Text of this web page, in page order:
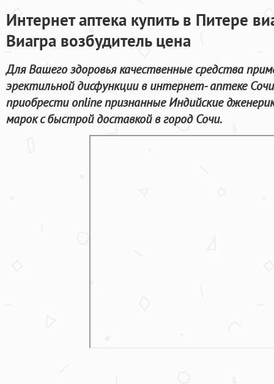
Интернет аптека купить в Питере
Виагра возбудитель цена
Для Вашего здоровья качественные средства
эректильной дисфункции в интернет- аптеке
приобрести online признанные Индийские
марок с быстрой доставкой в город Сочи.